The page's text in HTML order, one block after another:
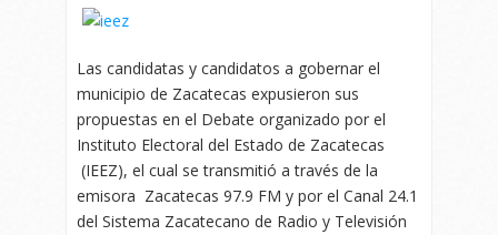
Las candidatas y candidatos a gobernar el
municipio de Zacatecas expusieron sus
propuestas en el Debate organizado por el
Instituto Electoral del Estado de Zacatecas
(IEEZ), el cual se transmitió a través de la
emisora Zacatecas 97.9 FM y por el Canal 24.1
del Sistema Zacatecano de Radio y Televisión